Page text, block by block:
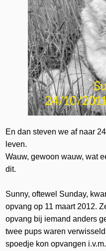
En dan steven we af naar
leven.
Wauw, gewoon wauw, wat
dit.
Sunny, oftewel Sunday,
opvang op 11 maart 2012.
opvang bij iemand anders
twee pups waren
spoedje kon opvangen